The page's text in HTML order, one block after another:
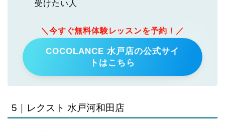
受けたい人
＼今すぐ無料体験レッスンを予約！／
COCOLANCE 水戸店の公式サイ
トはこちら
5｜レクスト 水戸河和田店